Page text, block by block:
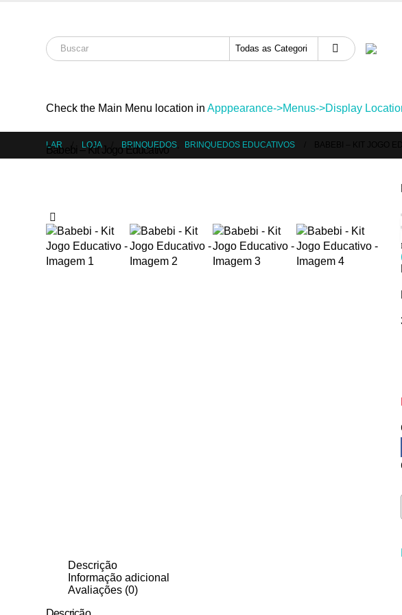
Check the Main Menu location in Apppearance->Menus->Display
LAR LOJA BRINQUEDOS BRINQUEDOS EDUCATIVOS
Babebi – Kit Jogo Educativo
Descrição
Informação adicional
Avaliações (0)